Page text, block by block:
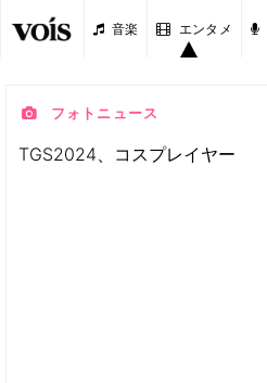
音楽 エンタメ
フォトニュース
TGS2024、コスプレイヤー